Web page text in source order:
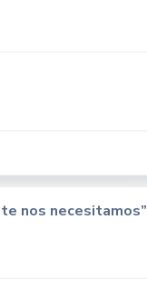
nos necesitamos”